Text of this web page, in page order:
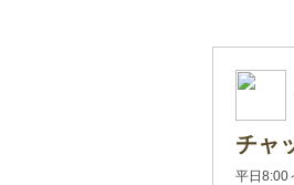
チャ
平日8:00